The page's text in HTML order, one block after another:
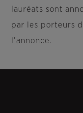
lauréats sont
par les porteurs
l’annonce.